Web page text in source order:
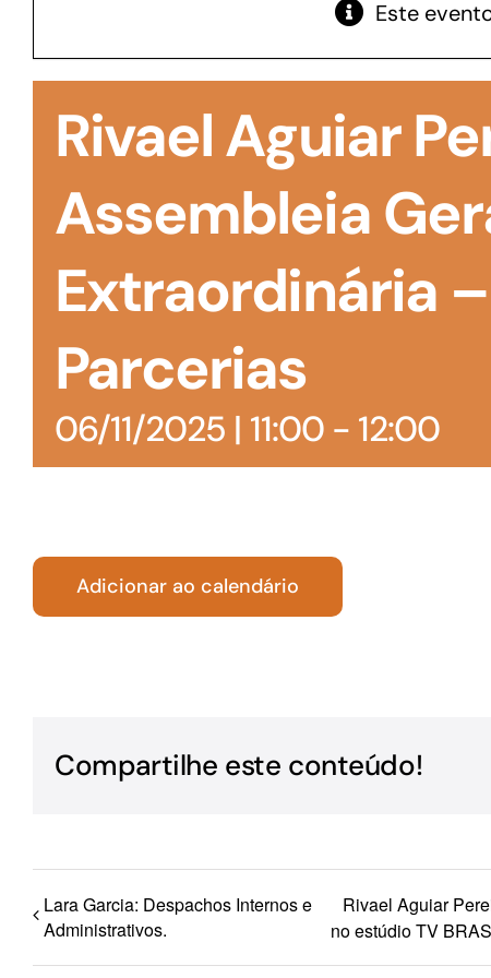
manutenção de estoques e despesas operacionais
Turismo
Este
Rivael Aguiar
Assembleia
Extraordinária
Parcerias
06/11/2025 | 11:00- 12:00
Adicionar ao calendário
Compartilhe este conteúdo!
Lara Garcia: Despachos Internos e
Administrativos.
Rivael Aguiar
no estúdio TV